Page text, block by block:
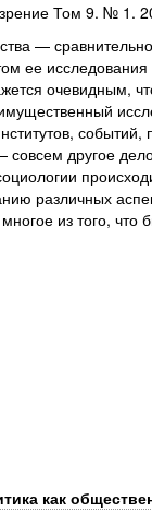
Том 9. № 1.
—
ее исследования
очевидным,
совсем другое
различных
из того,
как